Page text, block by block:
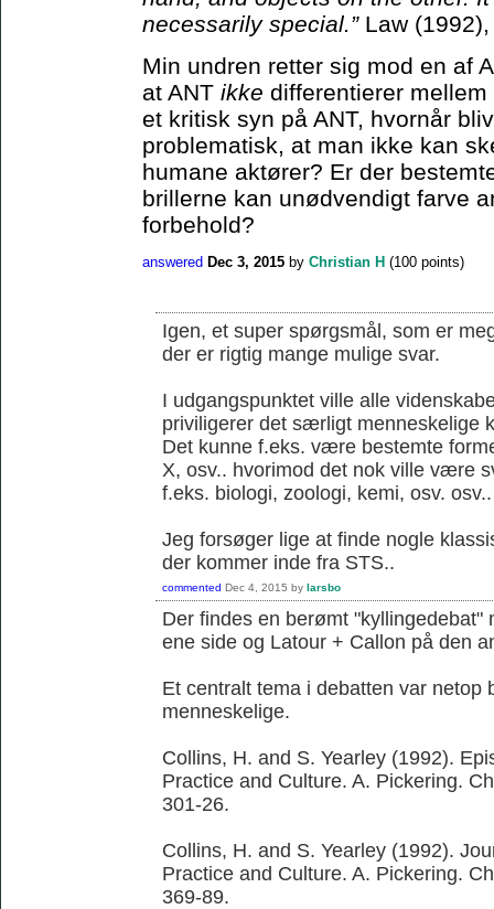
necessarily special.” Law
Min undren retter sig mod en af
at ANT ikke differentierer
et kritisk syn på ANT, hvornår
problematisk, at man ikke kan
humane aktører? Er der
brillerne kan unødvendigt farve
forbehold?
answered Dec 3, 2015 by Christian H (100 points)
Igen, et super spørgsmål, som er
der er rigtig mange mulige svar.
I udgangspunktet ville alle
priviligerer det særligt menneskelige
Det kunne f.eks. være bestemte
X, osv.. hvorimod det nok ville være
f.eks. biologi, zoologi, kemi, osv. osv..
Jeg forsøger lige at finde nogle
der kommer inde fra STS..
commented Dec 4, 2015 by larsbo
Der findes en berømt "kyllingedebat"
ene side og Latour + Callon på den
Et centralt tema i debatten var netop
menneskelige.
Collins, H. and S. Yearley (1992).
Practice and Culture. A. Pickering.
301-26.
Collins, H. and S. Yearley (1992).
Practice and Culture. A. Pickering.
369-89.